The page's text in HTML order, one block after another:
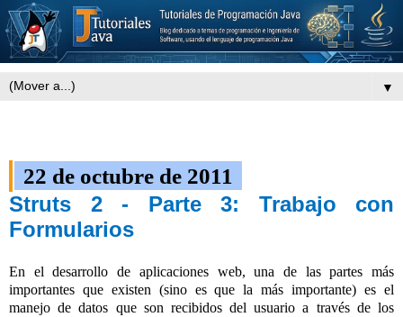
▼
22 de octubre de 2011
Struts 2 - Parte 3: Trabajo con
Formularios
En el desarrollo de aplicaciones web, una de las partes más
importantes que existen (sino es que la más importante) es el
manejo de datos que son recibidos del usuario a través de los